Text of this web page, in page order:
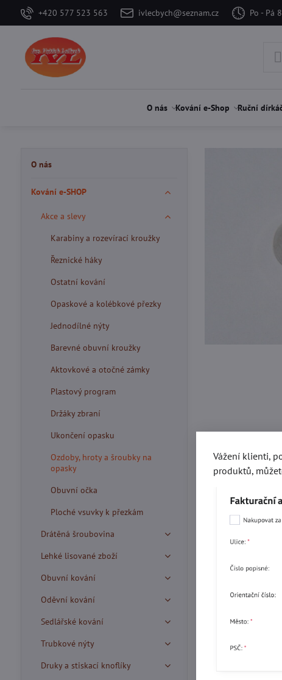
+420 577 523 563 ivlecbych@seznam.cz Po - Pá
O nás Kování e-Shop Ruční
Více z
O nás
Kování e-SHOP
Akce a slevy
Karabiny a rozevírací kroužky
Řeznické háky
Ostatní kování
Opaskové a kolébkové přezky
Jednodílné nýty
Barevné obuvní kroužky
Aktovkové a otočné zámky
Plastový program
Držáky zbraní
Ukončení opasku
Ozdoby, hroty a šroubky na
opasky
Obuvní očka
Ploché vsuvky k přezkám
Drátěná šroubovina
Lehké lisované zboží
Obuvní kování
Oděvní kování
Sedlářské kování
Trubkové nýty
Druky a stiskací knoflíky
Vážení klienti,
produktů,